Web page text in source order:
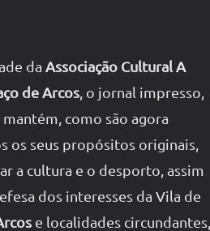
da Associação Cultural A
de Arcos , o jornal impresso,
mantém, como são agora
os seus propósitos originais,
a cultura e o desporto, assim
dos interesses da Vila de
e localidades circundantes,